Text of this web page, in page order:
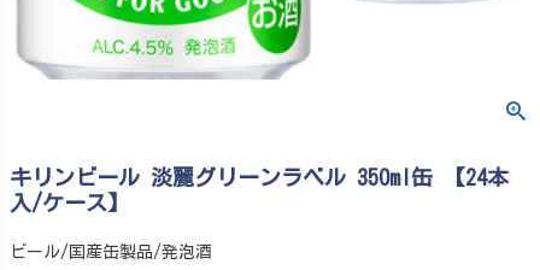
キリンビール 淡麗グリーンラベル 350ml缶 【24本
入/ケース】
ビール/国産缶製品/発泡酒